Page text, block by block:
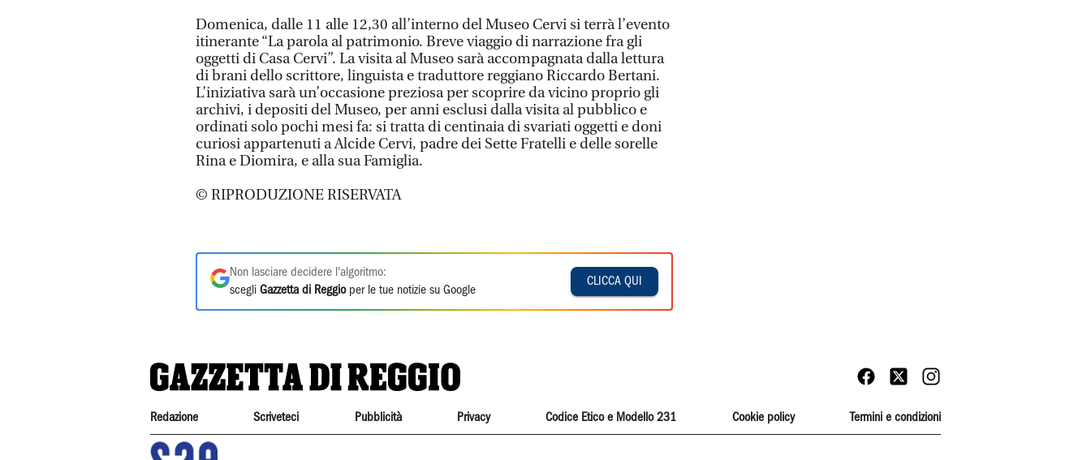
Domenica, dalle 11 alle 12,30 all’interno del Museo Cervi si terrà l’evento
itinerante “La parola al patrimonio. Breve viaggio di narrazione fra gli
oggetti di Casa Cervi”. La visita al Museo sarà accompagnata dalla lettura
di brani dello scrittore, linguista e traduttore reggiano Riccardo Bertani.
L’iniziativa sarà un’occasione preziosa per scoprire da vicino proprio gli
archivi, i depositi del Museo, per anni esclusi dalla visita al pubblico e
ordinati solo pochi mesi fa: si tratta di centinaia di svariati oggetti e doni
curiosi appartenuti a Alcide Cervi, padre dei Sette Fratelli e delle sorelle
Rina e Diomira, e alla sua Famiglia.
© RIPRODUZIONE RISERVATA
Non lasciare decidere l'algoritmo:
scegli Gazzetta di Reggioper le tue notizie su Google
CLICCA QUI
Redazione Scriveteci Pubblicità Privacy Codice Etico e Modello 231 Cookie policy Termini e condizioni